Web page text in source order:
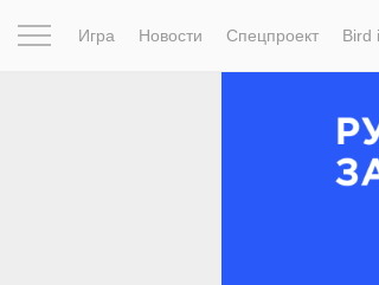
Игра Новости Спецпроект Bird